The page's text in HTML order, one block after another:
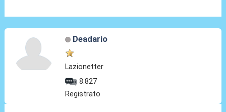
Deadario
Lazionetter
8.827
Registrato